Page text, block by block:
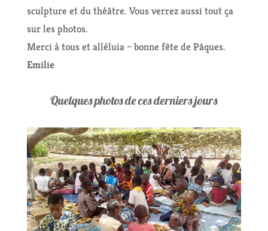
sculpture et du théâtre. Vous verrez aussi tout ça
sur les photos.
Merci à tous et alléluia – bonne fête de Pâques.
Emilie
Quelques photos de ces derniers jours